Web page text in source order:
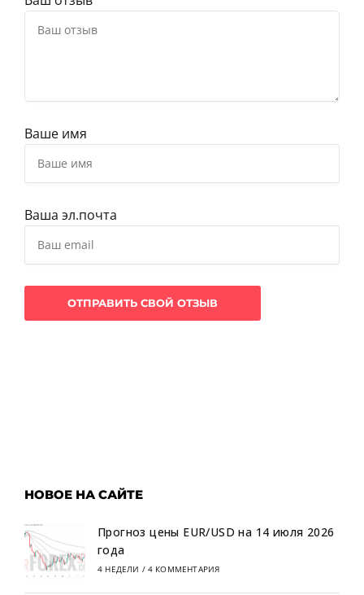
Ваше имя
Ваша эл.почта
НОВОЕ НА САЙТЕ
Прогноз цены EUR/USD на 14 июля 2026
года
4 НЕДЕЛИ / 4 КОММЕНТАРИЯ